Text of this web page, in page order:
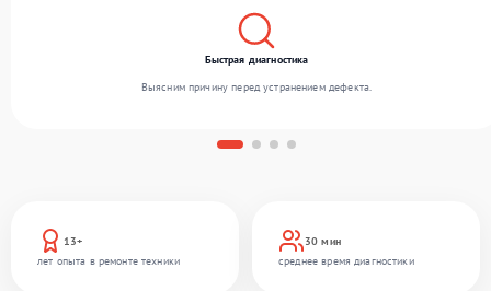
13+
лет опыта в ремонте техники
30 мин
среднее время диагностики
Быстрая диагностика
Выясним причину перед устранением дефекта.